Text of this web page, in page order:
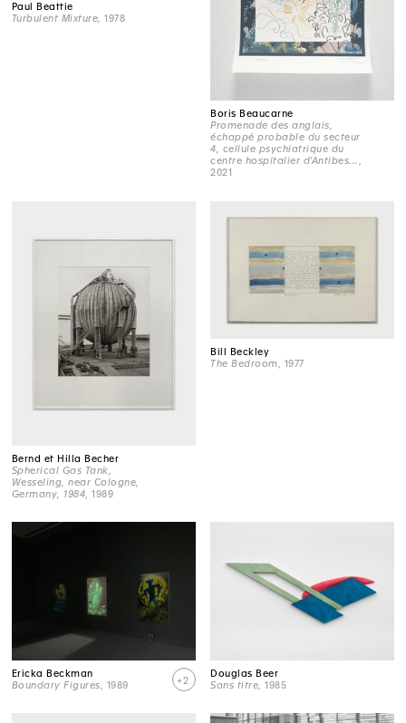
Paul Beattie
Turbulent Mixture , 1978
Boris Beaucarne
Promenade des anglais,
échappé probable du secteur
4, cellule psychiatrique du
centre hospitalier d'Antibes...,
2021
Bernd et Hilla Becher
Spherical Gas Tank,
Wesseling, near Cologne,
Germany, 1984 , 1989
Bill Beckley
The Bedroom , 1977
Ericka Beckman
Boundary Figures , 1989 +2
Douglas Beer
Sans titre , 1985